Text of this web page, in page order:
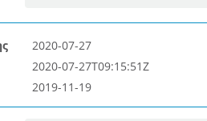
2020-07-27
2020-07-27T09:15:51Z
2019-11-19